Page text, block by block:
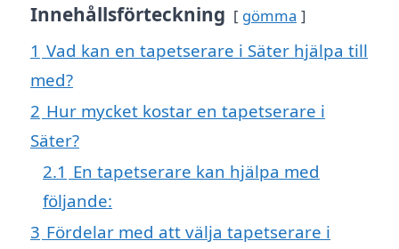
Innehållsförteckning gömma
1 Vad kan en tapetserare i Säter hjälpa till
med?
2 Hur mycket kostar en tapetserare i
Säter?
2.1 En tapetserare kan hjälpa med
följande:
3 Fördelar med att välja tapetserare i